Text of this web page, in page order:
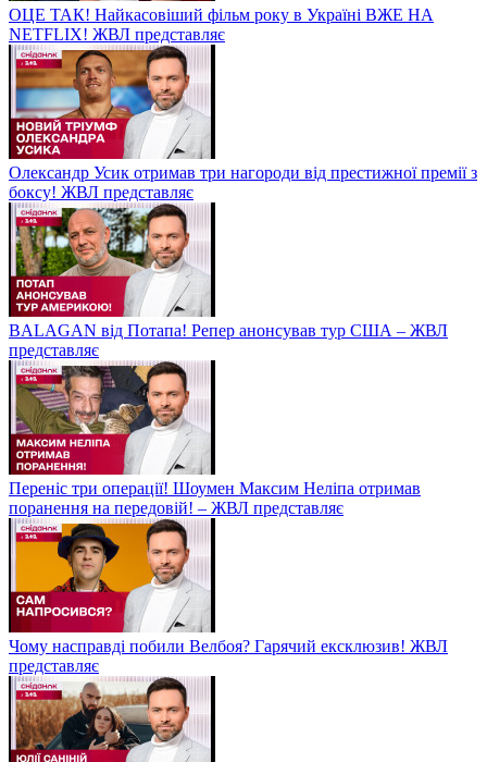
ОЦЕ ТАК! Найкасовіший фільм року в Україні ВЖЕ НА
NETFLIX! ЖВЛ представляє
Олександр Усик отримав три нагороди від престижної премії з
боксу! ЖВЛ представляє
BALAGAN від Потапа! Репер анонсував тур США – ЖВЛ
представляє
Переніс три операції! Шоумен Максим Неліпа отримав
поранення на передовій! – ЖВЛ представляє
Чому насправді побили Велбоя? Гарячий ексклюзив! ЖВЛ
представляє